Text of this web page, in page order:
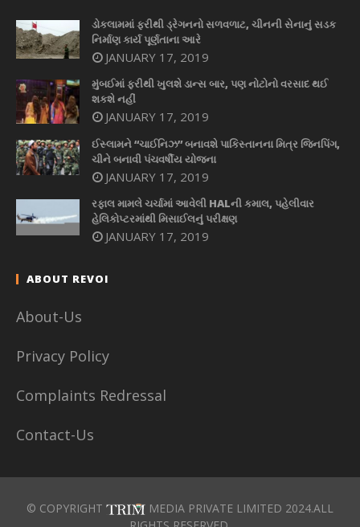
ડોકલામમાં ફરીથી ડ્રેગનનો સળવળાટ, ચીનની સેનાનું સડક
નિર્માણ કાર્ય પૂર્ણતાના આરે
JANUARY 17, 2019
મુંબઈમાં ફરીથી ખુલશે ડાન્સ બાર, પણ નોટોનો વરસાદ થઈ
શકશે નહીં
JANUARY 17, 2019
ઈસ્લામને “ચાઈનિઝ” બનાવશે પાકિસ્તાનના મિત્ર જિનપિંગ,
ચીને બનાવી પંચવર્ષીય યોજના
JANUARY 17, 2019
રફાલ મામલે ચર્ચામાં આવેલી HALની કમાલ, પહેલીવાર
હેલિકોપ્ટરમાંથી મિસાઈલનું પરીક્ષણ
JANUARY 17, 2019
ABOUT REVOI
About-Us
Privacy Policy
Complaints Redressal
Contact-Us
© COPYRIGHT
MEDIA PRIVATE LIMITED 2024.ALL